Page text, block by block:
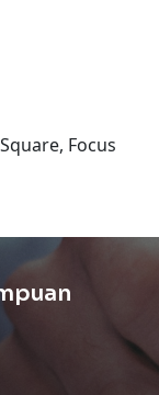
Focus